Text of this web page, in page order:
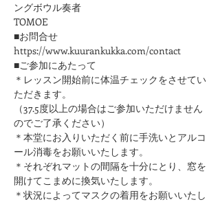
ングボウル奏者
TOMOE
■お問合せ
https://www.kuurankukka.com/contact
■ご参加にあたって
＊レッスン開始前に体温チェックをさせてい
ただきます。
（37.5度以上の場合はご参加いただけません
のでご了承ください）
＊本堂にお入りいただく前に手洗いとアルコ
ール消毒をお願いいたします。
​＊それぞれマットの間隔を十分にとり、窓を
開けてこまめに換気いたします。
＊状況によってマスクの着用をお願いいたし